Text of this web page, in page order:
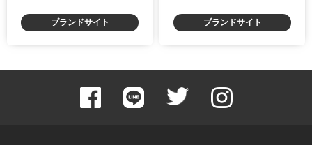
ブランドサイト ブランドサイト